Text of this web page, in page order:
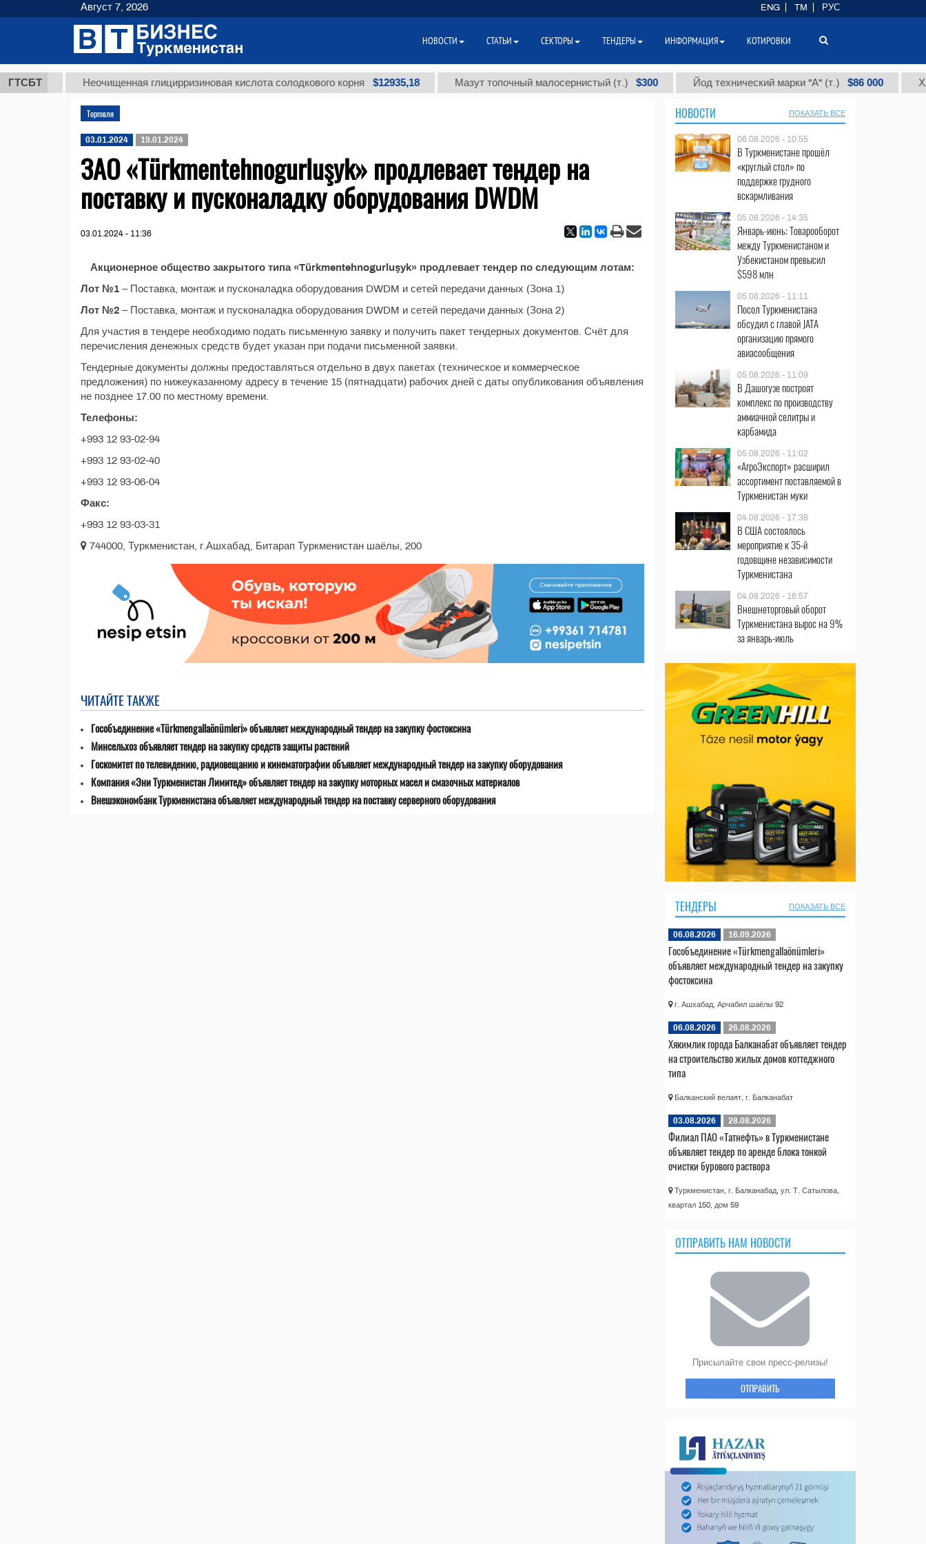
ГТСБТ
ТМТ Неочищенная глицирризиновая кислота солодкового корня $12935,18 Мазут топочный малосернистый (т.) $300 Йод технический марки "А" (т.) $86 000
Торговля
03.01.2024 19.01.2024
ЗАО «Türkmentehnogurluşyk» продлевает тендер на
поставку и пусконаладку оборудования DWDM
03.01.2024 - 11:36
Акционерное общество закрытого типа «Türkmentehnogurluşyk» продлевает тендер по следующим лотам:
Лот №1 – Поставка, монтаж и пусконаладка оборудования DWDM и сетей передачи данных (Зона 1)
Лот №2 – Поставка, монтаж и пусконаладка оборудования DWDM и сетей передачи данных (Зона 2)
Для участия в тендере необходимо подать письменную заявку и получить пакет тендерных документов. Счёт для
перечисления денежных средств будет указан при подачи письменной заявки.
Тендерные документы должны предоставляться отдельно в двух пакетах (техническое и коммерческое
предложения) по нижеуказанному адресу в течение 15 (пятнадцати) рабочих дней с даты опубликования объявления
не позднее 17.00 по местному времени.
Телефоны:
+993 12 93-02-94
+993 12 93-02-40
+993 12 93-06-04
Факс:
+993 12 93-03-31
744000, Туркменистан, г.Ашхабад, Битарап Туркменистан шаёлы, 200
ЧИТАЙТЕ ТАКЖЕ
Гособъединение «Türkmengallaönümleri» объявляет международный тендер на закупку фостоксина
Минсельхоз объявляет тендер на закупку средств защиты растений
Госкомитет по телевидению, радиовещанию и кинематографии объявляет международный тендер на закупку оборудования
Компания «Эни Туркменистан Лимитед» объявляет тендер на закупку моторных масел и смазочных материалов
Внешэкономбанк Туркменистана объявляет международный тендер на поставку серверного оборудования
НОВОСТИ ПОКАЗАТЬ ВСЕ
06.08.2026 - 10:55
В Туркменистане прошёл
«круглый стол» по
поддержке грудного
вскармливания
05.08.2026 - 14:35
Январь-июнь: Товарооборот
между Туркменистаном и
Узбекистаном превысил
$598 млн
05.08.2026 - 11:11
Посол Туркменистана
обсудил с главой JATA
организацию прямого
авиасообщения
05.08.2026 - 11:09
В Дашогузе построят
комплекс по производству
аммиачной селитры и
карбамида
05.08.2026 - 11:02
«АгроЭкспорт» расширил
ассортимент поставляемой в
Туркменистан муки
04.08.2026 - 17:38
В США состоялось
мероприятие к 35-й
годовщине независимости
Туркменистана
04.08.2026 - 16:57
Внешнеторговый оборот
Туркменистана вырос на 9%
за январь-июль
ТЕНДЕРЫ ПОКАЗАТЬ ВСЕ
06.08.2026 16.09.2026
Гособъединение «Türkmengallaönümleri»
объявляет международный тендер на закупку
фостоксина
г. Ашхабад, Арчабил шаёлы 92
06.08.2026 26.08.2026
Хякимлик города Балканабат объявляет тендер
на строительство жилых домов коттеджного
типа
Балканский велаят, г. Балканабат
03.08.2026 28.08.2026
Филиал ПАО «Татнефть» в Туркменистане
объявляет тендер по аренде блока тонкой
очистки бурового раствора
Туркменистан, г. Балканабад, ул. Т. Сатылова,
квартал 150, дом 59
ОТПРАВИТЬ НАМ НОВОСТИ
Присылайте свои пресс-релизы!
ОТПРАВИТЬ
Август 7, 2026 ENG TM РУС
НОВОСТИ СТАТЬИ СЕКТОРЫ ТЕНДЕРЫ ИНФОРМАЦИЯ КОТИРОВКИ